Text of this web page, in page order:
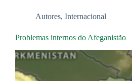
Autores, Internacional
Problemas internos do Afeganistão